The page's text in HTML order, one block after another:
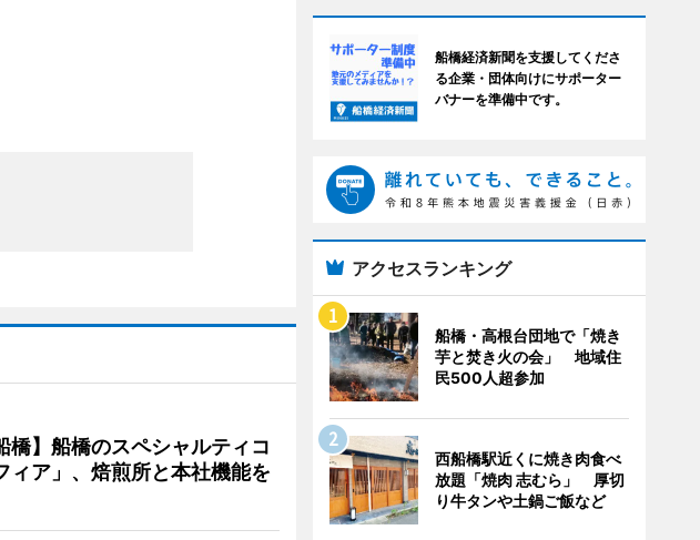
橋】船橋のスペシャルティコ
ィア」、焙煎所と本社機能を
船橋経済新聞を支援してくださ
る企業・団体向けにサポーター
バナーを準備中です。
アクセスランキング
船橋・高根台団地で「焼き
芋と焚き火の会」 地域住
民500人超参加
西船橋駅近くに焼き肉食べ
放題「焼肉 志むら」 厚切
り牛タンや土鍋ご飯など